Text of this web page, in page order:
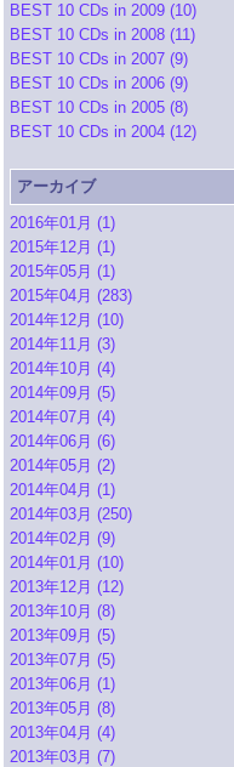
BEST 10 CDs in 2009 (10)
BEST 10 CDs in 2008 (11)
BEST 10 CDs in 2007 (9)
BEST 10 CDs in 2006 (9)
BEST 10 CDs in 2005 (8)
BEST 10 CDs in 2004 (12)
アーカイブ
2016年01月 (1)
2015年12月 (1)
2015年05月 (1)
2015年04月 (283)
2014年12月 (10)
2014年11月 (3)
2014年10月 (4)
2014年09月 (5)
2014年07月 (4)
2014年06月 (6)
2014年05月 (2)
2014年04月 (1)
2014年03月 (250)
2014年02月 (9)
2014年01月 (10)
2013年12月 (12)
2013年10月 (8)
2013年09月 (5)
2013年07月 (5)
2013年06月 (1)
2013年05月 (8)
2013年04月 (4)
2013年03月 (7)